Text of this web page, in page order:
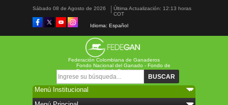
Sábado 08 de Agosto de 2026
Última Actualización: 12:13 horas
COT
Idioma: Español
Federación Colombiana de Ganaderos
Formulario de búsqueda
Fondo Nacional del Ganado - Fondo de
Estabilización de Precios